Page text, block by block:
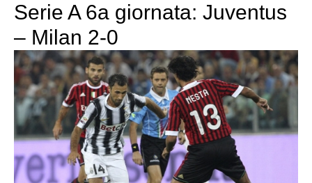
Serie A 6a giornata: Juventus
– Milan 2-0